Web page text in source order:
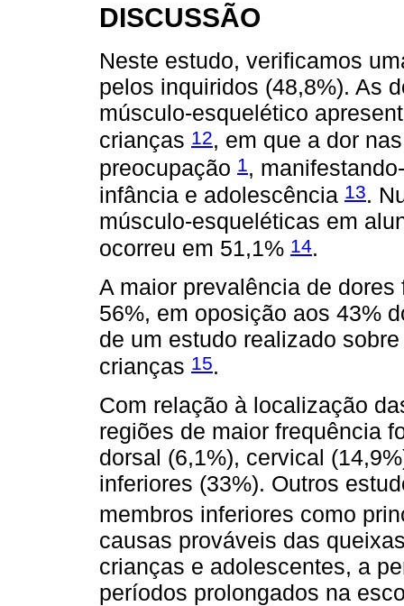
DISCUSSÃO
Neste estudo, verificamos
pelos inquiridos (48,8%). As
músculo-esquelético
crianças 12, em que a dor
preocupação 1,
infância e adolescência 13.
músculo-esqueléticas em
ocorreu em 51,1% 14.
A maior prevalência de
56%, em oposição aos 43%
de um estudo realizado
crianças 15.
Com relação à localização
regiões de maior frequência
dorsal (6,1%), cervical
inferiores (33%). Outros
membros inferiores como
causas prováveis das
crianças e adolescentes, a
períodos prolongados na